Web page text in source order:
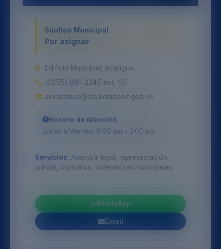
Síndico Municipal
Por asignar
Edificio Municipal, Acarigua
(0255) 881-2345 ext. 151
sindicatura@alcaldiapaez.gob.ve
Horario de Atención
Lunes a Viernes: 8:00 am - 3:00 pm
Servicios: Asesoría legal, representación
judicial, contratos, ordenanzas municipales.
WhatsApp
Email